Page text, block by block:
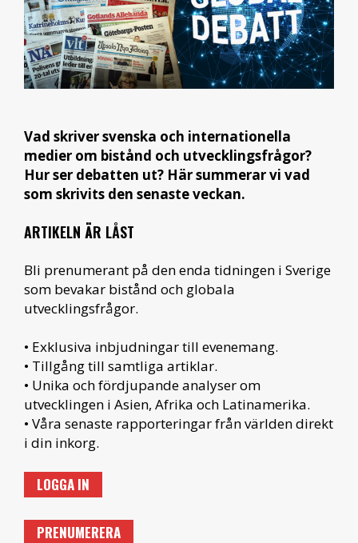
Vad skriver svenska och internationella
medier om bistånd och utvecklingsfrågor?
Hur ser debatten ut? Här summerar vi vad
som skrivits den senaste veckan.
ARTIKELN ÄR LÅST
Bli prenumerant på den enda tidningen i Sverige
som bevakar bistånd och globala
utvecklingsfrågor.
• Exklusiva inbjudningar till evenemang.
• Tillgång till samtliga artiklar.
• Unika och fördjupande analyser om
utvecklingen i Asien, Afrika och Latinamerika.
• Våra senaste rapporteringar från världen direkt
i din inkorg.
LOGGA IN
PRENUMERERA